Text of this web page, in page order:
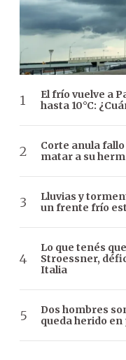
El frío vuelve a
hasta 10°C:
Corte anula
matar a su
Lluvias y
un frente frío
Lo que tenés
Stroessner,
Italia
Dos hombres
queda herido